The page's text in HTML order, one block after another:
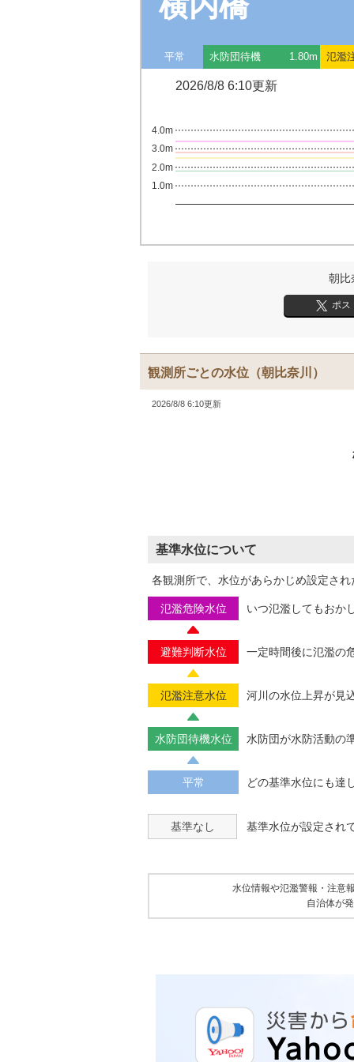
平常 水防団待機 1.80m 氾濫
2026/8/8 6:10更新
1.0m
2.0m
3.0m
4.0m
朝比
ポス
観測所ごとの水位 （朝比奈川）
2026/8/8 6:10更新
基準水位について
各観測所で、水位があらかじめ設定さ
氾濫危険水位 いつ氾濫してもおか
避難判断水位 一定時間後に氾濫の
氾濫注意水位 河川の水位上昇が見
水防団待機水位 水防団が水防活動の
平常 どの基準水位にも達
基準なし 基準水位が設定され
水位情報や氾濫警報・注意
自治体が